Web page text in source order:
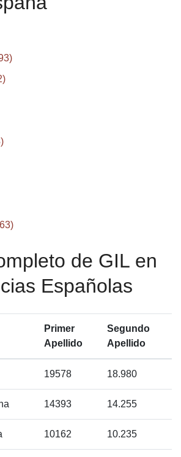
de GIL en
Españolas
Primer
Apellido
Segundo
Apellido
19578 18.980
14393 14.255
10162 10.235